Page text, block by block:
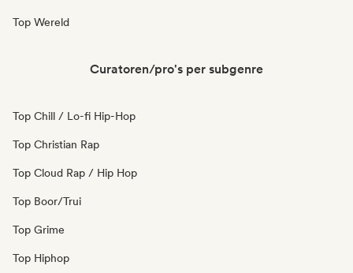
Top Wereld
Curatoren/pro's per subgenre
Top Chill / Lo-fi Hip-Hop
Top Christian Rap
Top Cloud Rap / Hip Hop
Top Boor/Trui
Top Grime
Top Hiphop